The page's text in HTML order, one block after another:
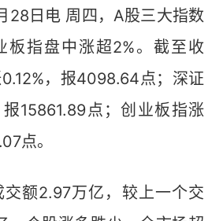
日电 周四，A股三大指数
板指盘中涨超2%。截至收
，报4098.64点；深证
15861.89点；创业板指涨
点。
额2.97万亿，较上一个交